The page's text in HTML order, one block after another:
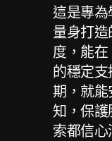
這是專
量身打
度，能
的穩定
期，就
知，保
索都信心